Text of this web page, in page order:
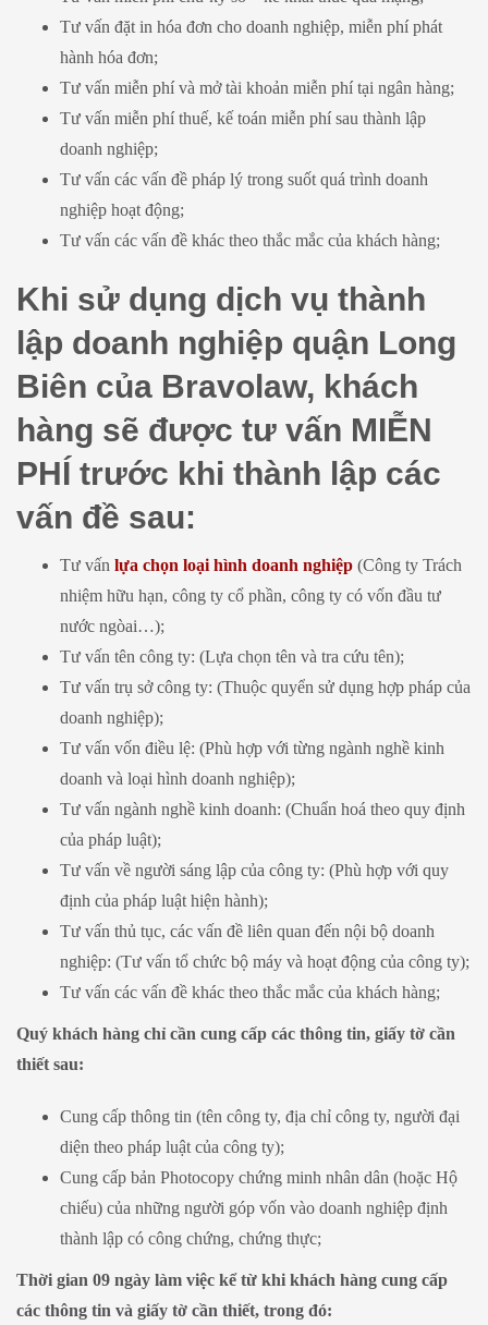
Tư vấn đặt in hóa đơn cho doanh nghiệp, miễn phí phát
hành hóa đơn;
Tư vấn miễn phí và mở tài khoản miễn phí tại ngân hàng;
Tư vấn miễn phí thuế, kế toán miễn phí sau thành lập
doanh nghiệp;
Tư vấn các vấn đề pháp lý trong suốt quá trình doanh
nghiệp hoạt động;
Tư vấn các vấn đề khác theo thắc mắc của khách hàng;
Khi sử dụng dịch vụ thành
lập doanh nghiệp quận Long
Biên của Bravolaw, khách
hàng sẽ được tư vấn MIỄN
PHÍ trước khi thành lập các
vấn đề sau:
Tư vấn lựa chọn loại hình doanh nghiệp (Công ty Trách
nhiệm hữu hạn, công ty cổ phần, công ty có vốn đầu tư
nước ngòai…);
Tư vấn tên công ty: (Lựa chọn tên và tra cứu tên);
Tư vấn trụ sở công ty: (Thuộc quyển sử dụng hợp pháp của
doanh nghiệp);
Tư vấn vốn điều lệ: (Phù hợp với từng ngành nghề kinh
doanh và loại hình doanh nghiệp);
Tư vấn ngành nghề kinh doanh: (Chuẩn hoá theo quy định
của pháp luật);
Tư vấn về người sáng lập của công ty: (Phù hợp với quy
định của pháp luật hiện hành);
Tư vấn thủ tục, các vấn đề liên quan đến nội bộ doanh
nghiệp: (Tư vấn tổ chức bộ máy và hoạt động của công ty);
Tư vấn các vấn đề khác theo thắc mắc của khách hàng;
Quý khách hàng chỉ cần cung cấp các thông tin, giấy tờ cần
thiết sau:
Cung cấp thông tin (tên công ty, địa chỉ công ty, người đại
diện theo pháp luật của công ty);
Cung cấp bản Photocopy chứng minh nhân dân (hoặc Hộ
chiếu) của những người góp vốn vào doanh nghiệp định
thành lập có công chứng, chứng thực;
Thời gian 09 ngày làm việc kể từ khi khách hàng cung cấp
các thông tin và giấy tờ cần thiết, trong đó: